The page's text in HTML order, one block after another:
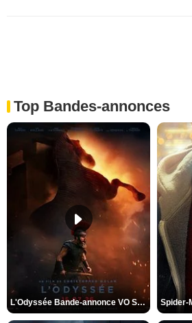
Top Bandes-annonces
L'Odyssée Bande-annonce VO STFR